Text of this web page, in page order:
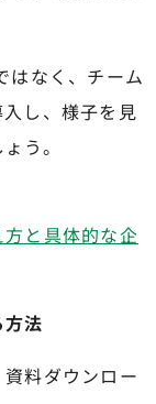
はなく、チーム
し、様子を見
う。
と具体的な企
法
資料ダウンロー